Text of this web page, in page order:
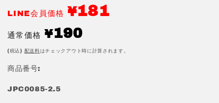
ィ
(1)
を
開
LINE会員価格 ¥181
通常価格
通
常
価
¥190
(税込) 配送料はチェックアウト時に計算されます。
商品番号:
JPC0085-2.5